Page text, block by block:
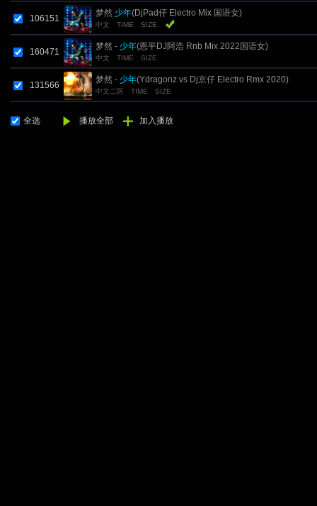
106151
梦然 少年(DjPad仔 Electro Mix 国语女)
中文 TIME SIZE
160471
梦然 - 少年(恩平DJ阿浩 Rnb Mix 2022国语女)
中文 TIME SIZE
131566
梦然 - 少年(Ydragonz vs Dj京仔 Electro Rmx 2020)
中文二区 TIME SIZE
全选 播放全部 加入播放